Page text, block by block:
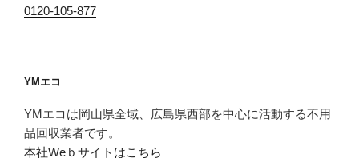
0120-105-877
YMエコ
YMエコは岡山県全域、広島県西部を中心に活動する不用
品回収業者です。
本社Weｂサイトはこちら